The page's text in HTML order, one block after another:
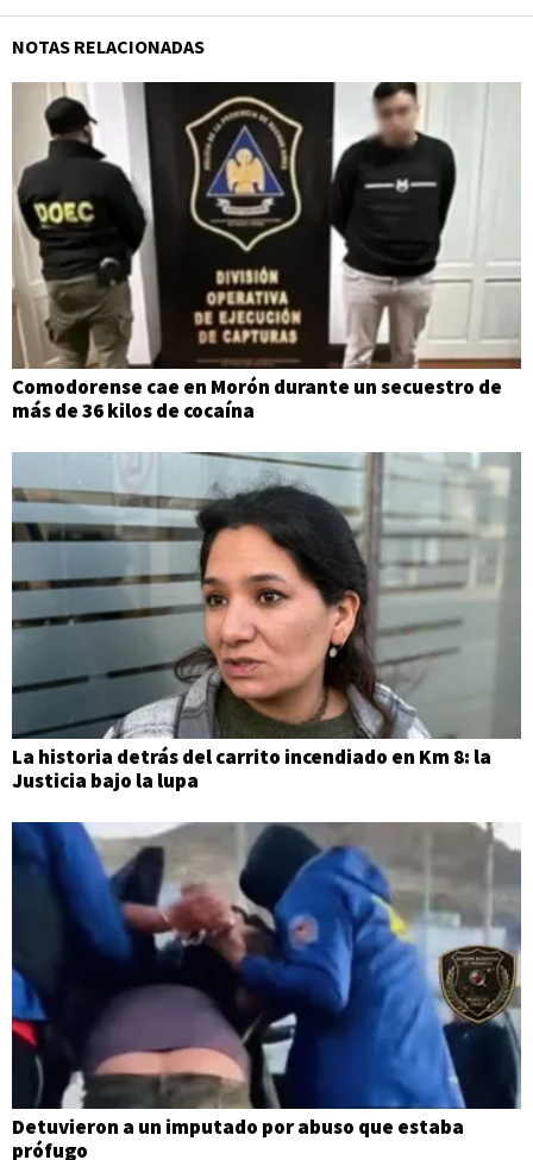
NOTAS RELACIONADAS
Comodorense cae en Morón durante un secuestro de
más de 36 kilos de cocaína
La historia detrás del carrito incendiado en Km 8: la
Justicia bajo la lupa
Detuvieron a un imputado por abuso que estaba
prófugo